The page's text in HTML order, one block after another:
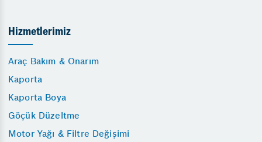
Hizmetlerimiz
Araç Bakım & Onarım
Kaporta
Kaporta Boya
Göçük Düzeltme
Motor Yağı & Filtre Değişimi